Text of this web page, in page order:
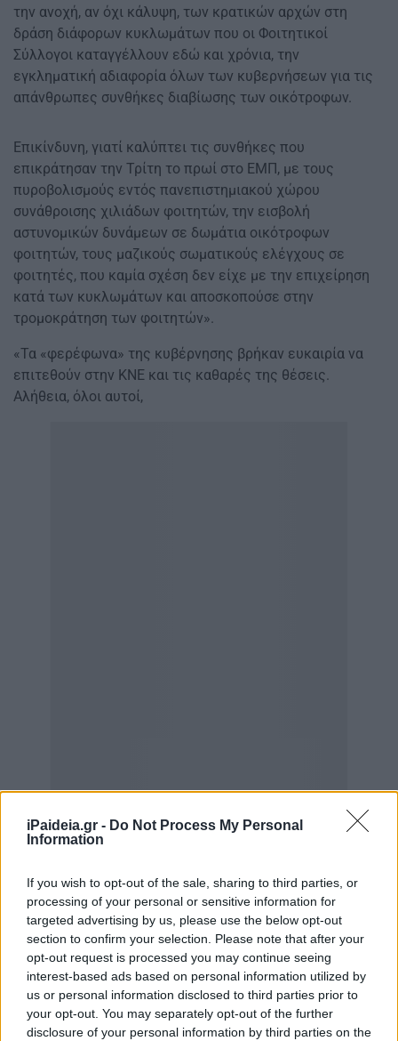
iPaideia.gr - Do Not Process My Personal
Information
If you wish to opt-out of the sale, sharing to third parties, or
processing of your personal or sensitive information for
targeted advertising by us, please use the below opt-out
section to confirm your selection. Please note that after your
opt-out request is processed you may continue seeing
interest-based ads based on personal information utilized by
us or personal information disclosed to third parties prior to
your opt-out. You may separately opt-out of the further
disclosure of your personal information by third parties on the
την ανοχή, αν όχι κάλυψη, των κρατικών αρχών στη
δράση διάφορων κυκλωμάτων που οι Φοιτητικοί
Σύλλογοι καταγγέλλουν εδώ και χρόνια, την
εγκληματική αδιαφορία όλων των κυβερνήσεων για τις
απάνθρωπες συνθήκες διαβίωσης των οικότροφων.
Επικίνδυνη, γιατί καλύπτει τις συνθήκες που
επικράτησαν την Τρίτη το πρωί στο ΕΜΠ, με τους
πυροβολισμούς εντός πανεπιστημιακού χώρου
συνάθροισης χιλιάδων φοιτητών, την εισβολή
αστυνομικών δυνάμεων σε δωμάτια οικότροφων
φοιτητών, τους μαζικούς σωματικούς ελέγχους σε
φοιτητές, που καμία σχέση δεν είχε με την επιχείρηση
κατά των κυκλωμάτων και αποσκοπούσε στην
τρομοκράτηση των φοιτητών».
«Τα «φερέφωνα» της κυβέρνησης βρήκαν ευκαιρία να
επιτεθούν στην ΚΝΕ και τις καθαρές της θέσεις.
Αλήθεια, όλοι αυτοί,
– δεν ήξεραν τις πολύχρονες και επανειλημμένες
καταγγελίες των Φοιτητικών Συλλόγων για την
απαράδεκτη κατάσταση στη συγκεκριμένη εστία; Αφού